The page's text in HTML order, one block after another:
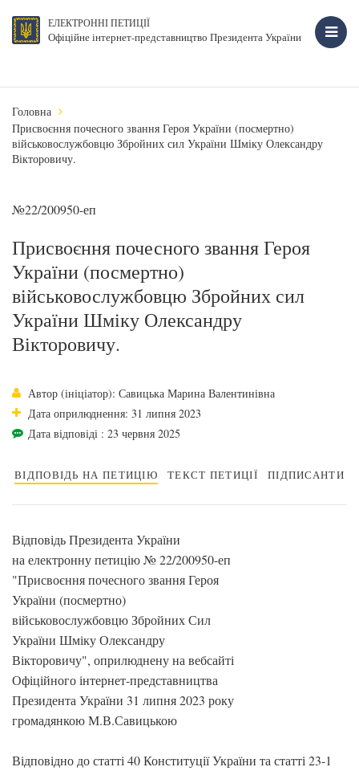
ЕЛЕКТРОННІ ПЕТИЦІЇ
Офіційне інтернет-представництво Президента України
Головна
Присвоєння почесного звання Героя України (посмертно)
військовослужбовцю Збройних сил України Шміку Олександру
Вікторовичу.
№22/200950-еп
Присвоєння почесного звання Героя
України (посмертно)
військовослужбовцю Збройних сил
України Шміку Олександру
Вікторовичу.
Автор (ініціатор): Савицька Марина Валентинівна
Дата оприлюднення: 31 липня 2023
Дата відповіді : 23 червня 2025
ВІДПОВІДЬ НА ПЕТИЦІЮ ТЕКСТ ПЕТИЦІЇ ПІДПИСАНТИ
Відповідь Президента України
на електронну петицію № 22/200950-еп
"Присвоєння почесного звання Героя
України (посмертно)
військовослужбовцю Збройних Сил
України Шміку Олександру
Вікторовичу", оприлюднену на вебсайті
Офіційного інтернет-представництва
Президента України 31 липня 2023 року
громадянкою М.В.Савицькою
Відповідно до статті 40 Конституції України та статті 23-1